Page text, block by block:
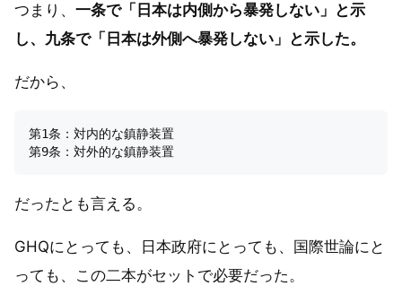
つまり、 一条で「日本は内側から暴発しない」と示
し、九条で「日本は外側へ暴発しない」と示した。
だから、
第1条：対内的な鎮静装置
だったとも言える。
GHQにとっても、日本政府にとっても、国際世論にと
っても、この二本がセットで必要だった。